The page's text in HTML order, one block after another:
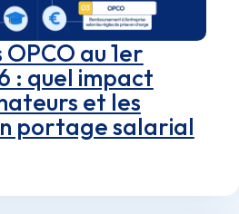
au 1er
: quel impact
et les
portage salarial